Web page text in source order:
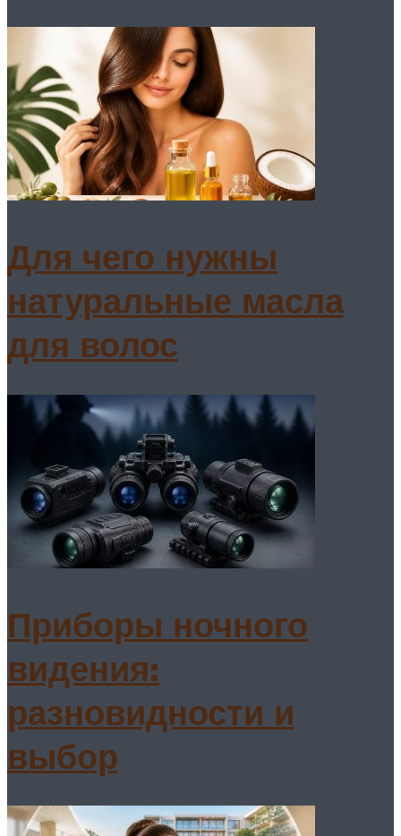
Для чего нужны
натуральные масла
для волос
Приборы ночного
видения:
разновидности и
выбор